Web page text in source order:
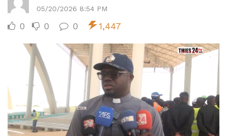
05/20/2026 8:54 PM
0 0 0 1,447